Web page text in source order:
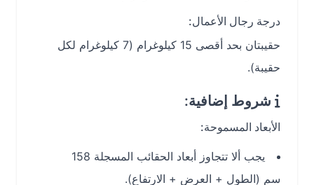
درجة رجال الأعمال:
حقيبتان بحد أقصى 15 كيلوغرام (7 كيلوغرام لكل
حقيبة).
شروط إضافية:
الأبعاد المسموحة:
يجب ألا تتجاوز أبعاد الحقائب المسجلة 158
سم (الطول + العرض + الارتفاع).